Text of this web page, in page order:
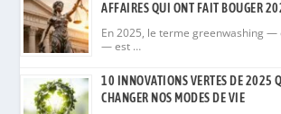
AFFAIRES QUI ONT FAIT BOUGER
En 2025, le terme greenwashing
— est …
10 INNOVATIONS VERTES DE 2025
CHANGER NOS MODES DE VIE